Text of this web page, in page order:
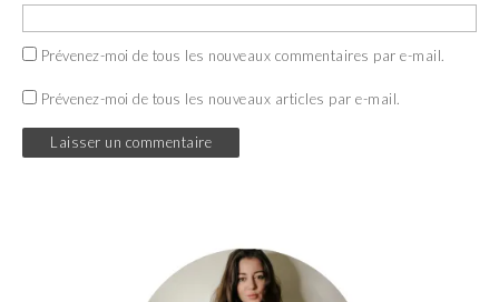
Prévenez-moi de tous les nouveaux commentaires par e-mail.
Prévenez-moi de tous les nouveaux articles par e-mail.